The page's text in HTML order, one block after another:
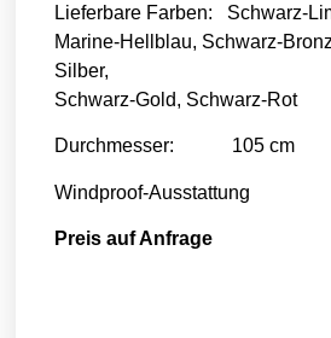
Lieferbare Farben: Schwarz-
Marine-Hellblau, Schwarz-
Silber,
Schwarz-Gold, Schwarz-Rot
Durchmesser: 105 cm
Windproof-Ausstattung
Preis auf Anfrage